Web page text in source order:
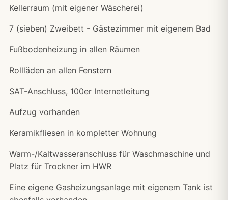
Kellerraum (mit eigener Wäscherei)
7 (sieben) Zweibett - Gästezimmer mit eigenem Bad
Fußbodenheizung in allen Räumen
Rollläden an allen Fenstern
SAT-Anschluss, 100er Internetleitung
Aufzug vorhanden
Keramikfliesen in kompletter Wohnung
Warm-/Kaltwasseranschluss für Waschmaschine und
Platz für Trockner im HWR
Eine eigene Gasheizungsanlage mit eigenem Tank ist